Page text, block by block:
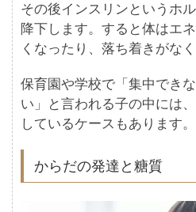
その後インスリンというホ
降下します。すると体はエ
くなったり、落ち着きがな
保育園や学校で「集中でき
い」と言われる子の中には
しているケースもあります。
からだの発達と糖質